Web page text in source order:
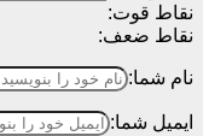
نقاط قوت:
نقاط ضعف:
نام شما:
ایمیل شما: